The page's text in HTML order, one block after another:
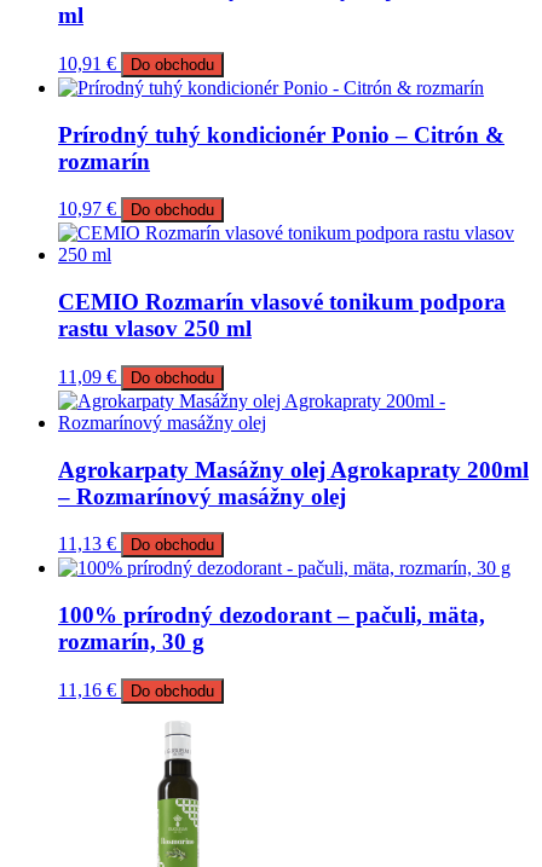
ml
10,91 € Do obchodu
Prírodný tuhý kondicionér Ponio – Citrón &
rozmarín
10,97 € Do obchodu
CEMIO Rozmarín vlasové tonikum podpora
rastu vlasov 250 ml
11,09 € Do obchodu
Agrokarpaty Masážny olej Agrokapraty 200ml
– Rozmarínový masážny olej
11,13 € Do obchodu
100% prírodný dezodorant – pačuli, mäta,
rozmarín, 30 g
11,16 € Do obchodu